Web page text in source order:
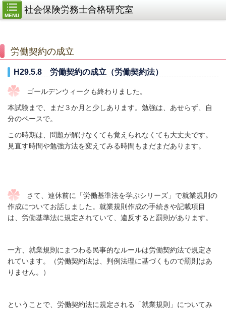
MENU
社会保険労務士合格研究室
労働契約の成立
H29.5.8 労働契約の成立（労働契約法）
ゴールデンウィークも終わりました。
本試験まで、まだ３か月と少しあります。勉強は、あせらず、自
分のペースで。
この時期は、問題が解けなくても覚えられなくても大丈夫です。
見直す時間や勉強方法を変えてみる時間もまだまだあります。
さて、連休前に「労働基準法を学ぶシリーズ」で就業規則の
作成についてお話しました。就業規則作成の手続きや記載項目
は、労働基準法に規定されていて、違反すると罰則があります。
一方、就業規則にまつわる民事的なルールは労働契約法で規定さ
れています。（労働契約法は、判例法理に基づくもので罰則はあ
りません。）
ということで、労働契約法に規定される「就業規則」についてみ